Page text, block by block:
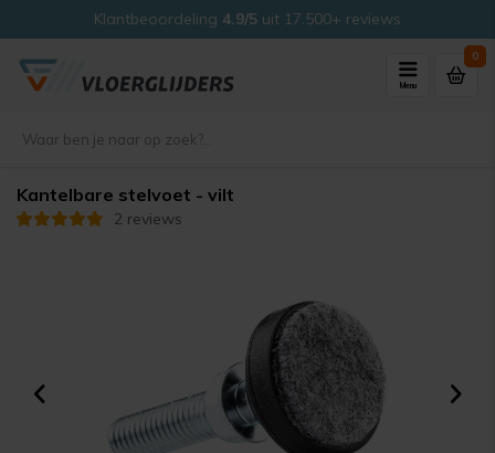
Klantbeoordeling 4.9/5 uit 17.500+ reviews
Menu
0
Kantelbare stelvoet - vilt
2 reviews